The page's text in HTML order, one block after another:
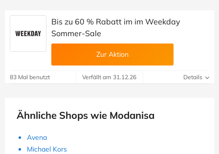
Bis zu 60 % Rabatt im im Weekday
Sommer-Sale
Zur Aktion
83 Mal benutzt Verfällt am 31.12.26 Details
Ähnliche Shops wie Modanisa
Avena
Michael Kors